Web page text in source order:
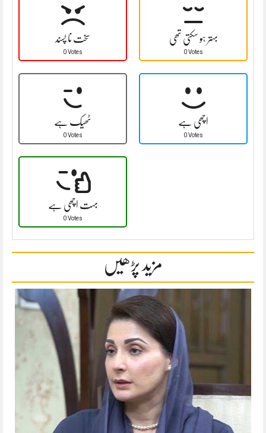
سخت نا پسند
0 Votes
بہتر ہو سکتی تھی
0 Votes
ٹھیک ہے
0 Votes
اچھی ہے
0 Votes
بہت اچھی ہے
0 Votes
مزید پڑھیں